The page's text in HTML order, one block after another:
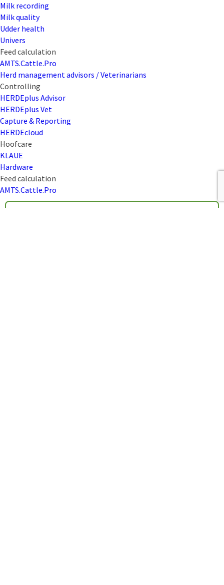
Milk recording
Milk quality
Udder health
Univers
Feed calculation
AMTS.Cattle.Pro
Herd management advisors / Veterinarians
Controlling
HERDEplus Advisor
HERDEplus Vet
Capture & Reporting
HERDEcloud
Hoofcare
KLAUE
Hardware
Feed calculation
AMTS.Cattle.Pro